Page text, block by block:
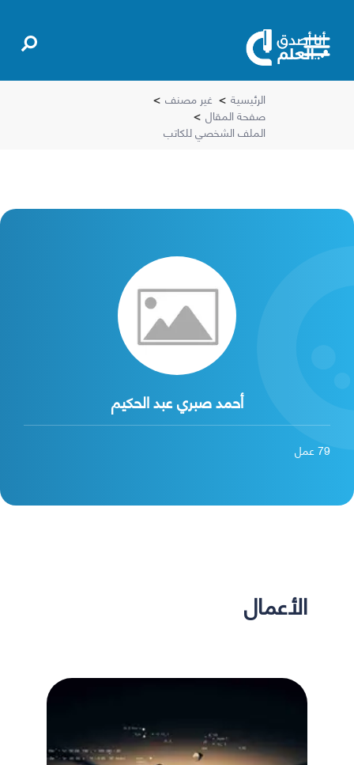
الرئيسية > غير مصنف >
صفحة المقال >
الملف الشخصي للكاتب
أحمد صبري عبد الحكيم
79عمل
الأعمال